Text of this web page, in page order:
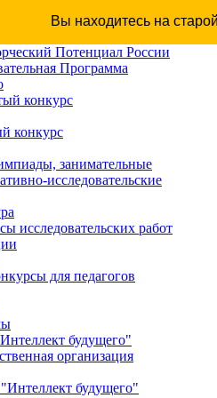
Вы находитесь на
Потенциал России
Программа
конкурс
конкурс
занимательные
исследовательские
исследовательских работ
для педагогов
будущего"
организация
будущего"